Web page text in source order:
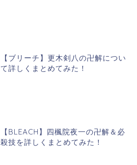
【ブリーチ】更木剣八の卍解につい
て詳しくまとめてみた！
【BLEACH】四楓院夜一の卍解＆必
殺技を詳しくまとめてみた！